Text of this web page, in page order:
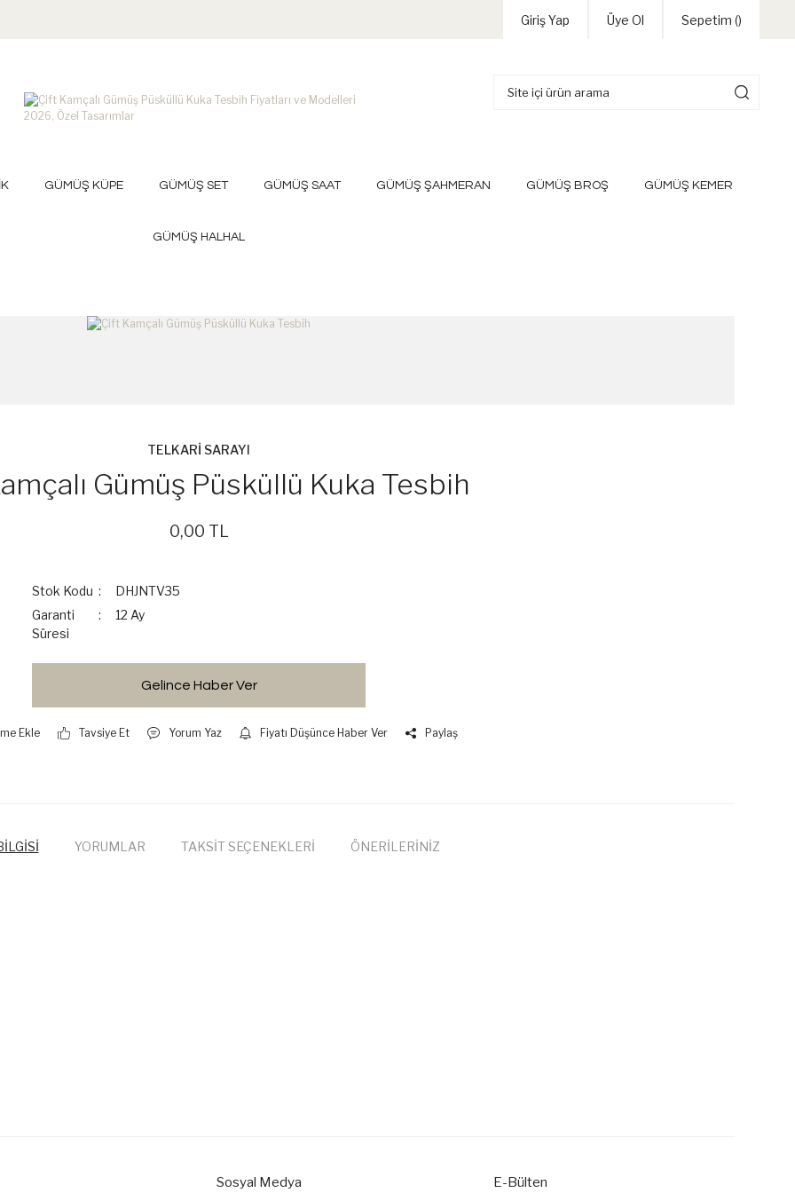
Giriş Yap Üye Ol Sepetim ()
GÜMÜŞ KÜPE GÜMÜŞ SET GÜMÜŞ SAAT GÜMÜŞ ŞAHMERAN GÜMÜŞ BROŞ GÜMÜŞ KEMER
GÜMÜŞ HALHAL
TELKARİ SARAYI
Gümüş Püsküllü Kuka Tesbih
0,00 TL
Stok Kodu
DHJNTV35
Garanti
Süresi
12 Ay
Gelince Haber Ver
Tavsiye Et Yorum Yaz Fiyatı Düşünce Haber Ver Paylaş
YORUMLAR TAKSİT SEÇENEKLERİ ÖNERİLERİNİZ
Sosyal Medya E-Bülten